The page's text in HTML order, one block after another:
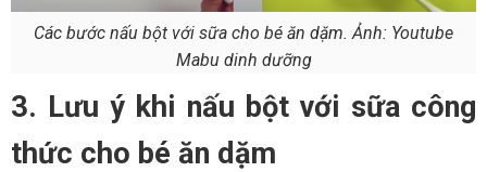
Các bước nấu bột với sữa cho bé ăn dặm. Ảnh: Youtube
Mabu dinh dưỡng
3. Lưu ý khi nấu bột với sữa công
thức cho bé ăn dặm